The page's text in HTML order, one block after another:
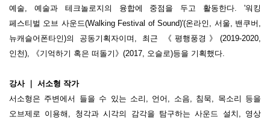
예술, 예술과 테크놀로지의 융합에 중점을 두고 활동한다. '워킹
페스티벌 오브 사운드(Walking Festival of Sound)'(온라인 , 서울, 밴쿠버 ,
뉴캐슬어폰타인)의 공동기획자이며 , 최근 《평행풍경》(2019-2020,
인천), 《기억하기 혹은 떠돌기》 (2017, 오슬로)등을 기획했다.
강사 ｜ 서소형 작가
서소형은 주변에서 들을 수 있는 소리 , 언어 , 소음, 침묵, 목소리 등을
오브제로 이용해 , 청각과 시각의 감각을 탐구하는 사운드 설치 , 영상